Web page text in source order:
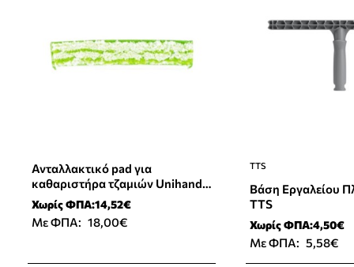
Ανταλλακτικό pad για
καθαριστήρα τζαμιών Unihandle
IPC
Χωρίς ΦΠΑ:14,52€
Με ΦΠΑ: 18,00€
TTS
Βάση Εργαλείου
TTS
Χωρίς ΦΠΑ:4,50€
Με ΦΠΑ: 5,58€